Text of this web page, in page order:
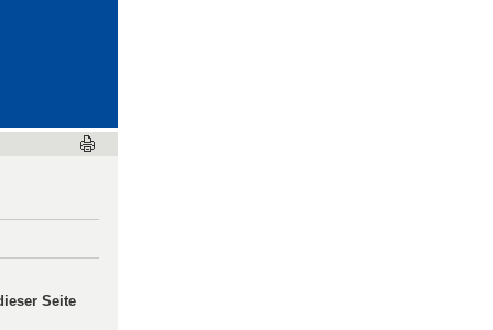
Seite